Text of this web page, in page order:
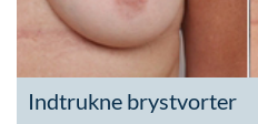
Indtrukne brystvorter